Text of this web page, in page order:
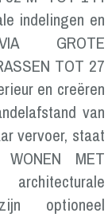
indelingen en
GROTE
TOT 27
en creëren
van
vervoer, staat
MET
zijn optioneel